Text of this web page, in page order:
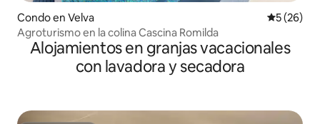
Condo en Velva
5 (26)
Agroturismo en la colina Cascina Romilda
Alojamientos en granjas vacacionales
con lavadora y secadora